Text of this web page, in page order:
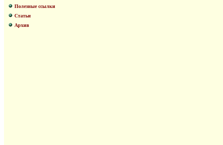
Полезные ссылки
Статьи
Архив